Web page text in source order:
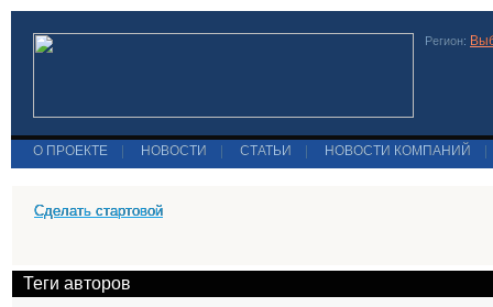
Регион:
О ПРОЕКТЕ НОВОСТИ СТАТЬИ НОВОСТИ КОМПАНИЙ
Сделать стартовой
Теги авторов